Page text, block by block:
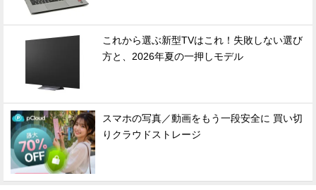
これから選ぶ新型TVはこれ！失敗しない選び
方と、2026年夏の一押しモデル
スマホの写真／動画をもう一段安全に 買い切
りクラウドストレージ